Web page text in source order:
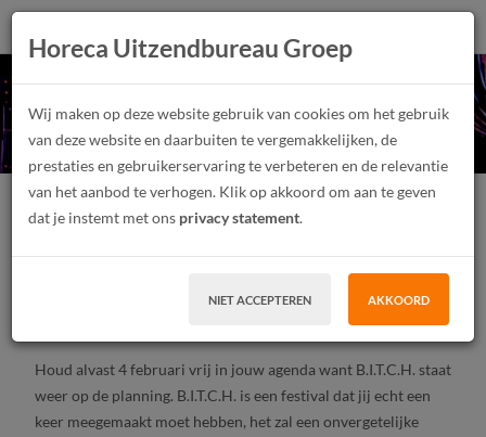
B.I.T.C.H. Festival
Festivalmedewerker Junior
Fulltime, Parttime
Houd alvast 4 februari vrij in jouw agenda want B.I.T.C.H. staat
weer op de planning. B.I.T.C.H. is een festival dat jij echt een
keer meegemaakt moet hebben, het zal een onvergetelijke
Horeca Uitzendbureau Groep
Wij maken op deze website gebruik van cookies om het gebruik
van deze website en daarbuiten te vergemakkelijken, de
prestaties en gebruikerservaring te verbeteren en de relevantie
van het aanbod te verhogen. Klik op akkoord om aan te geven
dat je instemt met ons privacy statement.
NIET ACCEPTEREN AKKOORD